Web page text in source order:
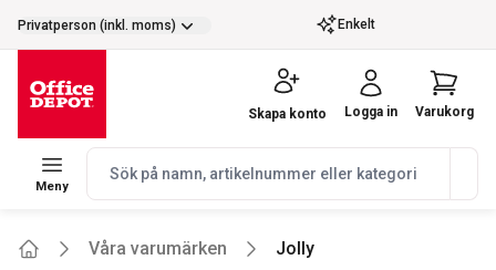
selector.vat
Privatperson (inkl. moms) Enkelt
Meny
navbar.quicksearch.label
Skapa konto Logga in Varukorg
Våra varumärken Jolly